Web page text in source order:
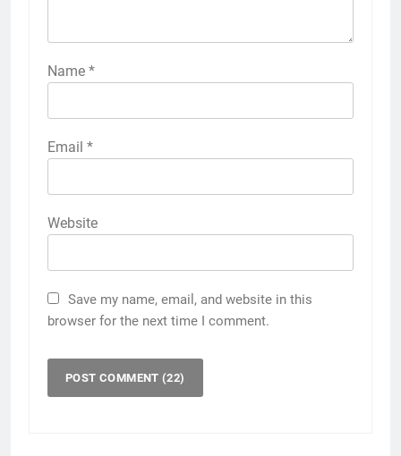
Name *
Email *
Website
Save my name, email, and website in this
browser for the next time I comment.